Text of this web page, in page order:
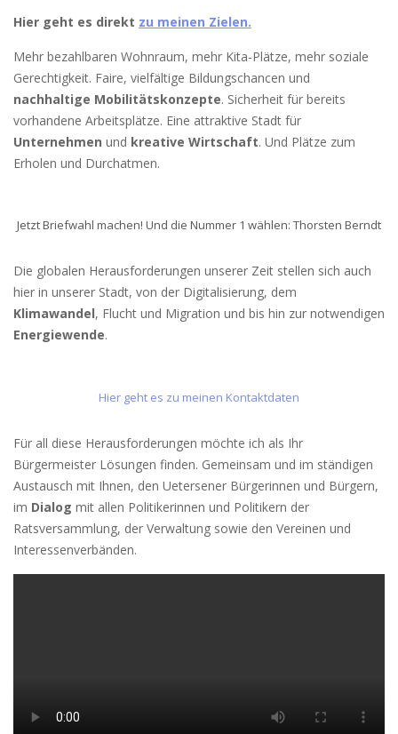
Hier geht es direkt zu meinen Zielen.
Mehr bezahlbaren Wohnraum, mehr Kita-Plätze, mehr soziale
Gerechtigkeit. Faire, vielfältige Bildungschancen und
nachhaltige Mobilitätskonzepte. Sicherheit für bereits
vorhandene Arbeitsplätze. Eine attraktive Stadt für
Unternehmen und kreative Wirtschaft. Und Plätze zum
Erholen und Durchatmen.
Jetzt Briefwahl machen! Und die Nummer 1 wählen: Thorsten Berndt
Die globalen Herausforderungen unserer Zeit stellen sich auch
hier in unserer Stadt, von der Digitalisierung, dem
Klimawandel, Flucht und Migration und bis hin zur notwendigen
Energiewende.
Hier geht es zu meinen Kontaktdaten
Für all diese Herausforderungen möchte ich als Ihr
Bürgermeister Lösungen finden. Gemeinsam und im ständigen
Austausch mit Ihnen, den Uetersener Bürgerinnen und Bürgern,
im Dialog mit allen Politikerinnen und Politikern der
Ratsversammlung, der Verwaltung sowie den Vereinen und
Interessenverbänden.